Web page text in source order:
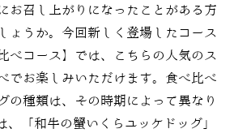
お召し上がりになったことがある方
ょうか。今回新しく登場したコース
べコース】では、こちらの人気のス
でお楽しみいただけます。食べ比べ
の種類は、その時期によって異なり
、「和牛の蟹いくらユッケドッグ」